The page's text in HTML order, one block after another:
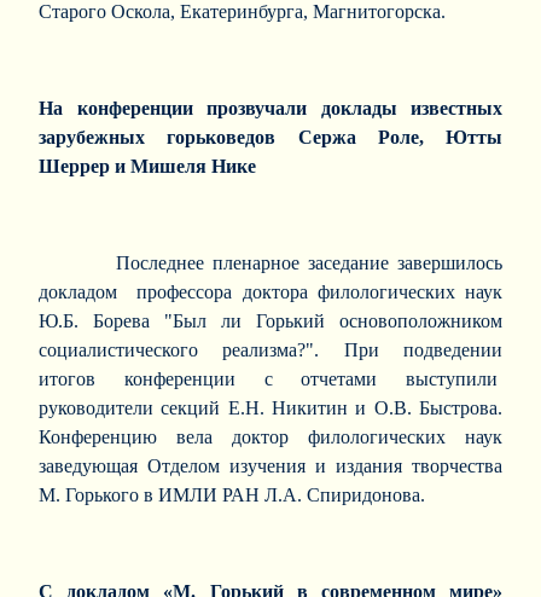
Старого Оскола, Екатеринбурга, Магнитогорска.
На конференции прозвучали доклады известных
зарубежных горьковедов Сержа Роле, Ютты
Шеррер и Мишеля Нике
Последнее пленарное заседание завершилось
докладом профессора доктора филологических наук
Ю.Б. Борева "Был ли Горький основоположником
социалистического реализма?". При подведении
итогов конференции с отчетами выступили
руководители секций Е.Н. Никитин и О.В. Быстрова.
Конференцию вела доктор филологических наук
заведующая Отделом изучения и издания творчества
М. Горького в ИМЛИ РАН Л.А. Спиридонова.
С докладом «М. Горький в современном мире»